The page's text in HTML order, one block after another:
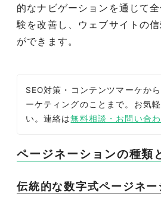
的なナビゲーションを通じて
験を改善し、ウェブサイトの
ができます。
SEO対策・コンテンツマーケか
ーケティングのことまで。お気
い。連絡は無料相談・お問い合
ページネーションの種類
伝統的な数字式ページネー